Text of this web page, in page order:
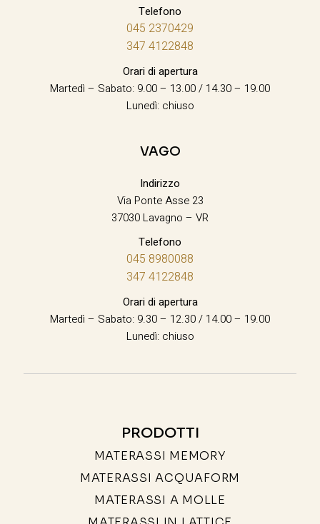
Telefono
045 2370429
347 4122848
Orari di apertura
Martedì – Sabato: 9.00 – 13.00 / 14.30 – 19.00
Lunedì: chiuso
VAGO
Indirizzo
Via Ponte Asse 23
37030 Lavagno – VR
Telefono
045 8980088
347 4122848
Orari di apertura
Martedì – Sabato: 9.30 – 12.30 / 14.00 – 19.00
Lunedì: chiuso
PRODOTTI
MATERASSI MEMORY
MATERASSI ACQUAFORM
MATERASSI A MOLLE